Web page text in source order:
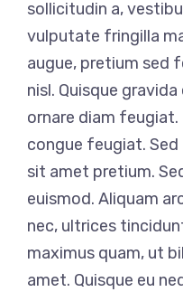
sollicitudin a,
vulputate fringilla
augue, pretium sed
nisl. Quisque
ornare diam
congue feugiat. Sed
sit amet pretium.
euismod. Aliquam
nec, ultrices
maximus quam, ut
amet. Quisque eu